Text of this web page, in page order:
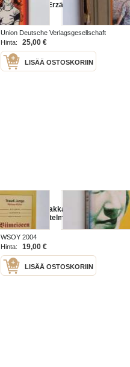
Monika - eine Erzählung für junge
Mädchen
Union Deutsche Verlagsgesellschaft
Hinta:
25,00 €
LISÄÄ OSTOSKORIIN
Viimeiseen saakka : Hitlerin
sihteerin muistelmat
WSOY 2004
Hinta:
19,00 €
LISÄÄ OSTOSKORIIN